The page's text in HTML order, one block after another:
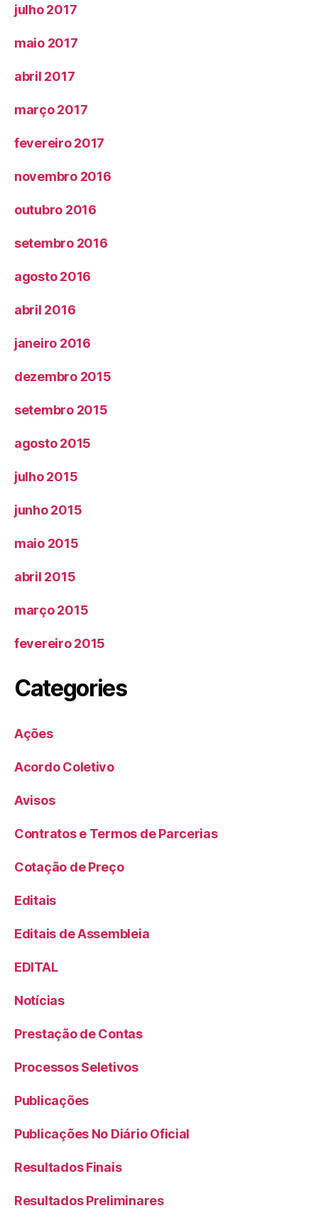
julho 2017
maio 2017
abril 2017
março 2017
fevereiro 2017
novembro 2016
outubro 2016
setembro 2016
agosto 2016
abril 2016
janeiro 2016
dezembro 2015
setembro 2015
agosto 2015
julho 2015
junho 2015
maio 2015
abril 2015
março 2015
fevereiro 2015
Categories
Ações
Acordo Coletivo
Avisos
Contratos e Termos de Parcerias
Cotação de Preço
Editais
Editais de Assembleia
EDITAL
Notícias
Prestação de Contas
Processos Seletivos
Publicações
Publicações No Diário Oficial
Resultados Finais
Resultados Preliminares